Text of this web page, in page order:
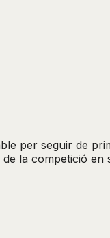
per seguir de
la competició en